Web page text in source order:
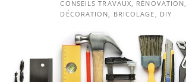
CONSEILS TRAVAUX, RÉNOVATION,
DÉCORATION, BRICOLAGE, DIY